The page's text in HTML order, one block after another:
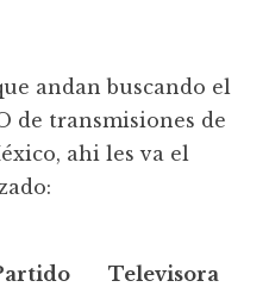
andan buscando el
de transmisiones de
ahi les va el
Televisora